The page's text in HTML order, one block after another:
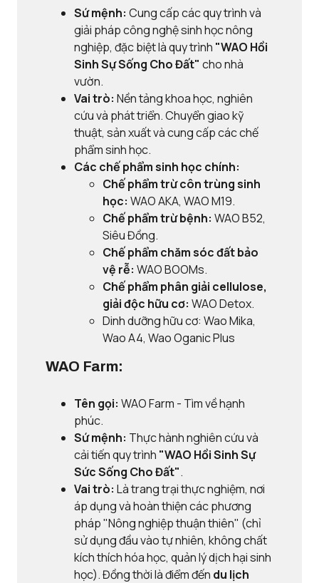
Sứ mệnh: Cung cấp các quy trình và
giải pháp công nghệ sinh học nông
nghiệp, đặc biệt là quy trình "WAO Hồi
Sinh Sự Sống Cho Đất" cho nhà
vườn.
Vai trò: Nền tảng khoa học, nghiên
cứu và phát triển. Chuyển giao kỹ
thuật, sản xuất và cung cấp các chế
phẩm sinh học.
Các chế phẩm sinh học chính:
Chế phẩm trừ côn trùng sinh
học: WAO AKA, WAO M19.
Chế phẩm trừ bệnh: WAO B52,
Siêu Đồng.
Chế phẩm chăm sóc đất bảo
vệ rễ: WAO BOOMs.
Chế phẩm phân giải cellulose,
giải độc hữu cơ: WAO Detox.
Dinh dưỡng hữu cơ: Wao Mika,
Wao A4, Wao Oganic Plus
WAO Farm:
Tên gọi: WAO Farm - Tìm về hạnh
phúc.
Sứ mệnh: Thực hành nghiên cứu và
cải tiến quy trình "WAO Hồi Sinh Sự
Sức Sống Cho Đất".
Vai trò: Là trang trại thực nghiệm, nơi
áp dụng và hoàn thiện các phương
pháp "Nông nghiệp thuận thiên" (chỉ
sử dụng đầu vào tự nhiên, không chất
kích thích hóa học, quản lý dịch hại sinh
học). Đồng thời là điểm đến du lịch